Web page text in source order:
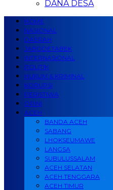
DANA DESA
HOME
NASIONAL
DAERAH
JABODETABEK
INTERNASIONAL
POLITIK
HUKUM & KRIMINAL
KORUPSI
PERISTIWA
OPINI
ACEH
BANDA ACEH
SABANG
LHOKSEUMAWE
LANGSA
SUBULUSSALAM
ACEH SELATAN
ACEH TENGGARA
ACEH TIMUR